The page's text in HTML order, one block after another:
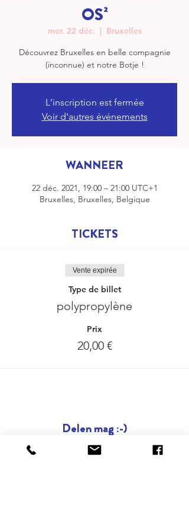
OS²
mer. 22 déc.
  |
Bruxelles
Découvrez Bruxelles en belle compagnie
(inconnue) et notre Botje !
L'inscription est fermée
Voir d'autres événements
WANNEER
22 déc. 2021, 19:00 – 21:00 UTC+1
Bruxelles, Bruxelles, Belgique
TICKETS
Vente expirée
Type de billet
polypropylène
Prix
20,00 €
Delen mag :-)